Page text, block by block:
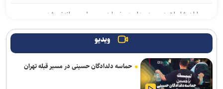
پایان شایعات در مورد جدایی؛ بیفوما در پرسپولیس ماندنی شد
موضع جدید نساجی درباره ایری و طاهری
سفر مربی جدید استقلال به ایران
استعلام استقلال از فیفا در مورد جذب بازیکن آزاد و پنجره تیم بانوان
ویدیو
حماسه دلدادگان حسینی در مسیر قبله تهران